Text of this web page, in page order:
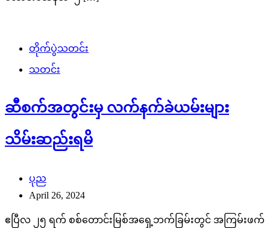
FACT CHECK
သတင်းစာ
ကြေးမုံ
မြန်မာ့အလင်း
သတင်း
ထောက်ခံအားပေးမှု
တန်ပြန်သတင်း